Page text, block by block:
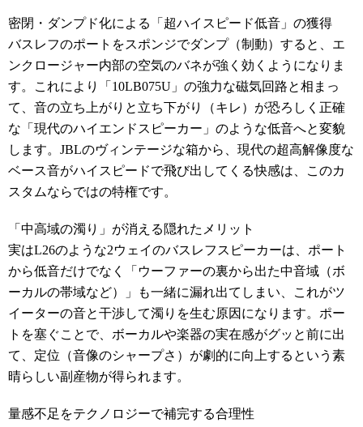
密閉・ダンプド化による「超ハイスピード低音」の獲得
バスレフのポートをスポンジでダンプ（制動）すると、エ
ンクロージャー内部の空気のバネが強く効くようになりま
す。これにより「10LB075U」の強力な磁気回路と相まっ
て、音の立ち上がりと立ち下がり（キレ）が恐ろしく正確
な「現代のハイエンドスピーカー」のような低音へと変貌
します。JBLのヴィンテージな箱から、現代の超高解像度な
ベース音がハイスピードで飛び出してくる快感は、このカ
スタムならではの特権です。
「中高域の濁り」が消える隠れたメリット
実はL26のような2ウェイのバスレフスピーカーは、ポート
から低音だけでなく「ウーファーの裏から出た中音域（ボ
ーカルの帯域など）」も一緒に漏れ出てしまい、これがツ
イーターの音と干渉して濁りを生む原因になります。ポー
トを塞ぐことで、ボーカルや楽器の実在感がグッと前に出
て、定位（音像のシャープさ）が劇的に向上するという素
晴らしい副産物が得られます。
量感不足をテクノロジーで補完する合理性